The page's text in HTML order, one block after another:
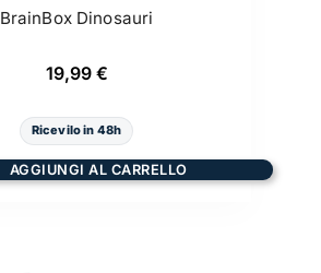
BrainBox Dinosauri
19,99 €
Ricevilo in 48h
AGGIUNGI AL CARRELLO